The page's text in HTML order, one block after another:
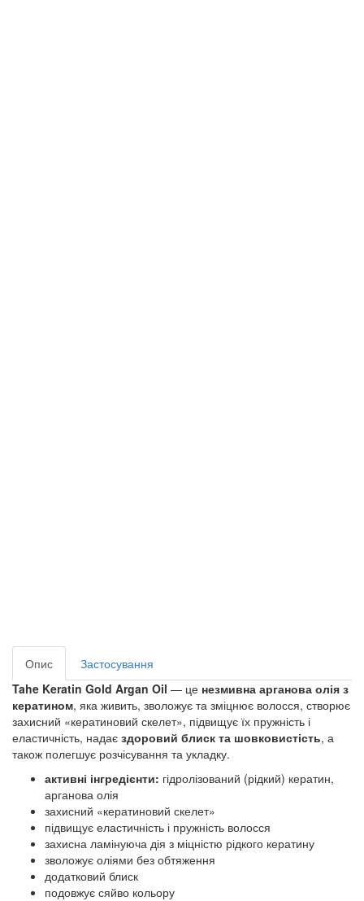
Опис
Застосування
Tahe Keratin Gold Argan Oil — це незмивна арганова олія з
кератином, яка живить, зволожує та зміцнює волосся, створює
захисний «кератиновий скелет», підвищує їх пружність і
еластичність, надає здоровий блиск та шовковистість, а
також полегшує розчісування та укладку.
активні інгредієнти: гідролізований (рідкий) кератин,
арганова олія
захисний «кератиновий скелет»
підвищує еластичність і пружність волосся
захисна ламінуюча дія з міцністю рідкого кератину
зволожує оліями без обтяження
додатковий блиск
подовжує сяйво кольору